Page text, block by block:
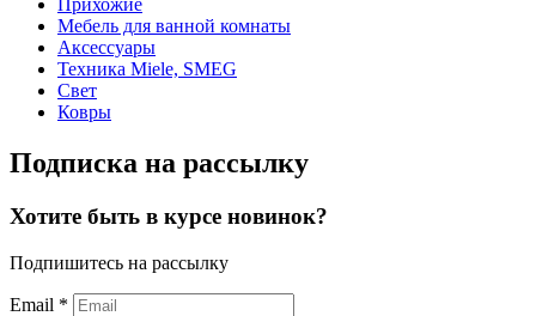
Прихожие
Мебель для ванной комнаты
Аксессуары
Техника Miele, SMEG
Свет
Ковры
Подписка на рассылку
Хотите быть в курсе новинок?
Подпишитесь на рассылку
Email *